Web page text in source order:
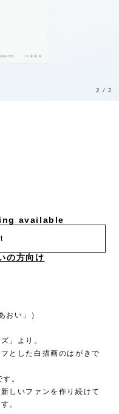
2 /2
available
の方向け
おい」）
」より。
とした白描画のはがきで
。
しいファンを作り続けて
。